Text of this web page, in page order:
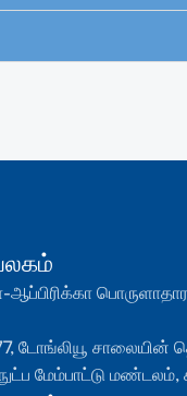
டோங்லியூ சாலையின்
மேம்பாட்டு